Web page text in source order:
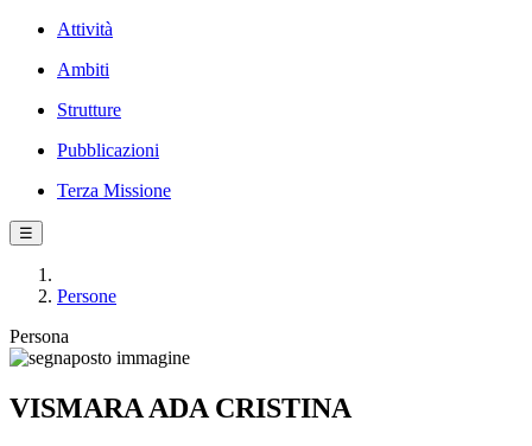
Attività
Ambiti
Strutture
Pubblicazioni
Terza Missione
☰
Persone
Persona
VISMARA ADA CRISTINA